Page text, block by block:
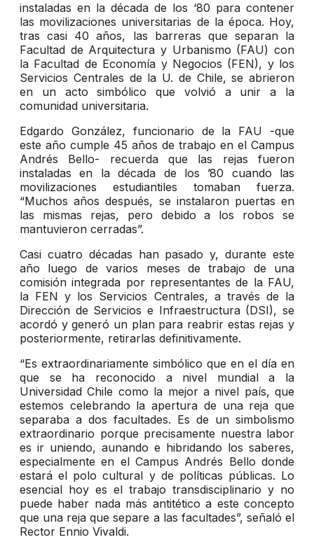
instaladas en la década de los ‘80 para contener
las movilizaciones universitarias de la época. Hoy,
tras casi 40 años, las barreras que separan la
Facultad de Arquitectura y Urbanismo (FAU) con
la Facultad de Economía y Negocios (FEN), y los
Servicios Centrales de la U. de Chile, se abrieron
en un acto simbólico que volvió a unir a la
comunidad universitaria.
Edgardo González, funcionario de la FAU -que
este año cumple 45 años de trabajo en el Campus
Andrés Bello- recuerda que las rejas fueron
instaladas en la década de los ’80 cuando las
movilizaciones estudiantiles tomaban fuerza.
“Muchos años después, se instalaron puertas en
las mismas rejas, pero debido a los robos se
mantuvieron cerradas”.
Casi cuatro décadas han pasado y, durante este
año luego de varios meses de trabajo de una
comisión integrada por representantes de la FAU,
la FEN y los Servicios Centrales, a través de la
Dirección de Servicios e Infraestructura (DSI), se
acordó y generó un plan para reabrir estas rejas y
posteriormente, retirarlas definitivamente.
“Es extraordinariamente simbólico que en el día en
que se ha reconocido a nivel mundial a la
Universidad Chile como la mejor a nivel país, que
estemos celebrando la apertura de una reja que
separaba a dos facultades. Es de un simbolismo
extraordinario porque precisamente nuestra labor
es ir uniendo, aunando e hibridando los saberes,
especialmente en el Campus Andrés Bello donde
estará el polo cultural y de políticas públicas. Lo
esencial hoy es el trabajo transdisciplinario y no
puede haber nada más antitético a este concepto
que una reja que separe a las facultades”, señaló el
Rector Ennio Vivaldi.